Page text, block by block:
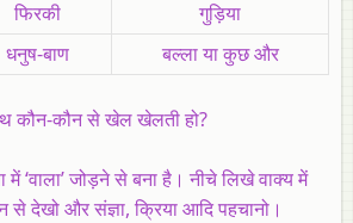
फिरकी
गुड़िया
धनुष-बाण बल्ला या कुछ और
कौन-कौन से खेल खेलती हो?
में ‘वाला’ जोड़ने से बना है। नीचे लिखे वाक्य में
से देखो और संज्ञा, क्रिया आदि पहचानो।